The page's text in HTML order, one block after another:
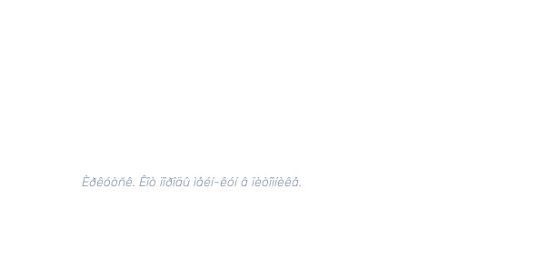
Èðêóòñê. Êîò ïîðîäû ìåéí-êóí â ïèòîìíèêå.